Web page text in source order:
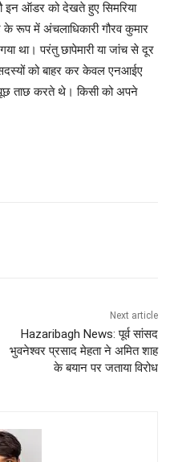
इन ऑडर को देखते हुए सिमरिया
के रूप में अंचलाधिकारी गौरव कुमार
था। परंतु छापेमारी या जांच से दूर
को बाहर कर केवल एनआईए
ताछ करते थे। किसी को अपने
Next article
Hazaribagh News: पूर्व सांसद
भुवनेश्वर प्रसाद मेहता ने अमित शाह
के बयान पर जताया विरोध